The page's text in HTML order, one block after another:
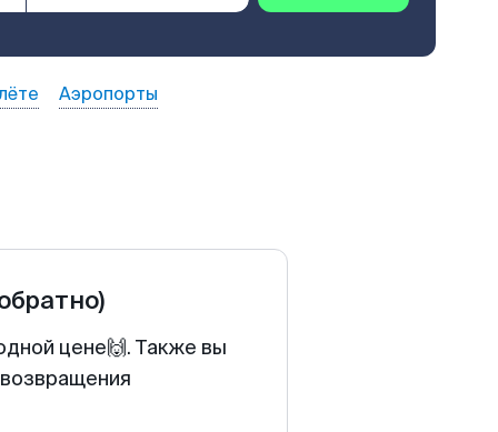
Аэропорты
цене🙌. Также вы